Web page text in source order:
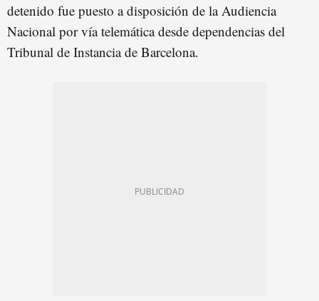
detenido fue puesto a disposición de la Audiencia
Nacional por vía telemática desde dependencias del
Tribunal de Instancia de Barcelona.